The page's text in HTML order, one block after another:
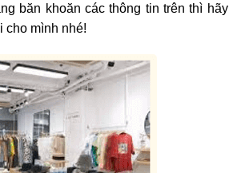
băn khoăn các thông tin trên thì hãy
cho mình nhé!